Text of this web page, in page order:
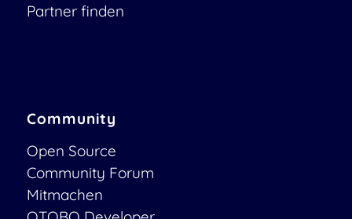
Partner finden
Community
Open Source
Community Forum
Mitmachen